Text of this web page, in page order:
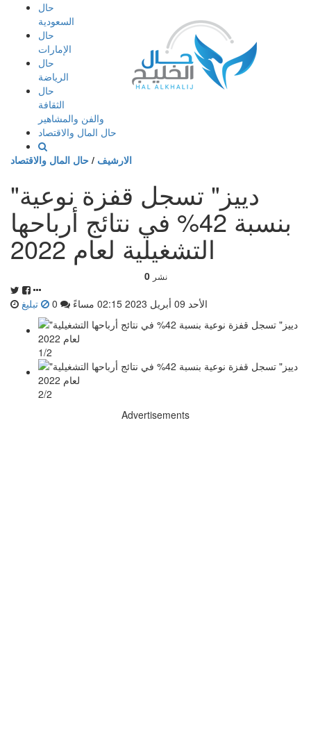
إذهب
المحتوى
حال
السعودية
حال
الإمارات
حال
الرياضة
حال
الثقافة
والفن والمشاهير
حال المال والاقتصاد
الارشيف / حال المال والاقتصاد
"دييز" تسجل قفزة نوعية
بنسبة 42% في نتائج أرباحها
التشغيلية لعام 2022
0 نشر
الأحد 09 أبريل 2023 02:15 مساءً تبليغ
1/2
2/2
Advertisements